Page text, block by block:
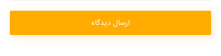
ارسال دیدگاه